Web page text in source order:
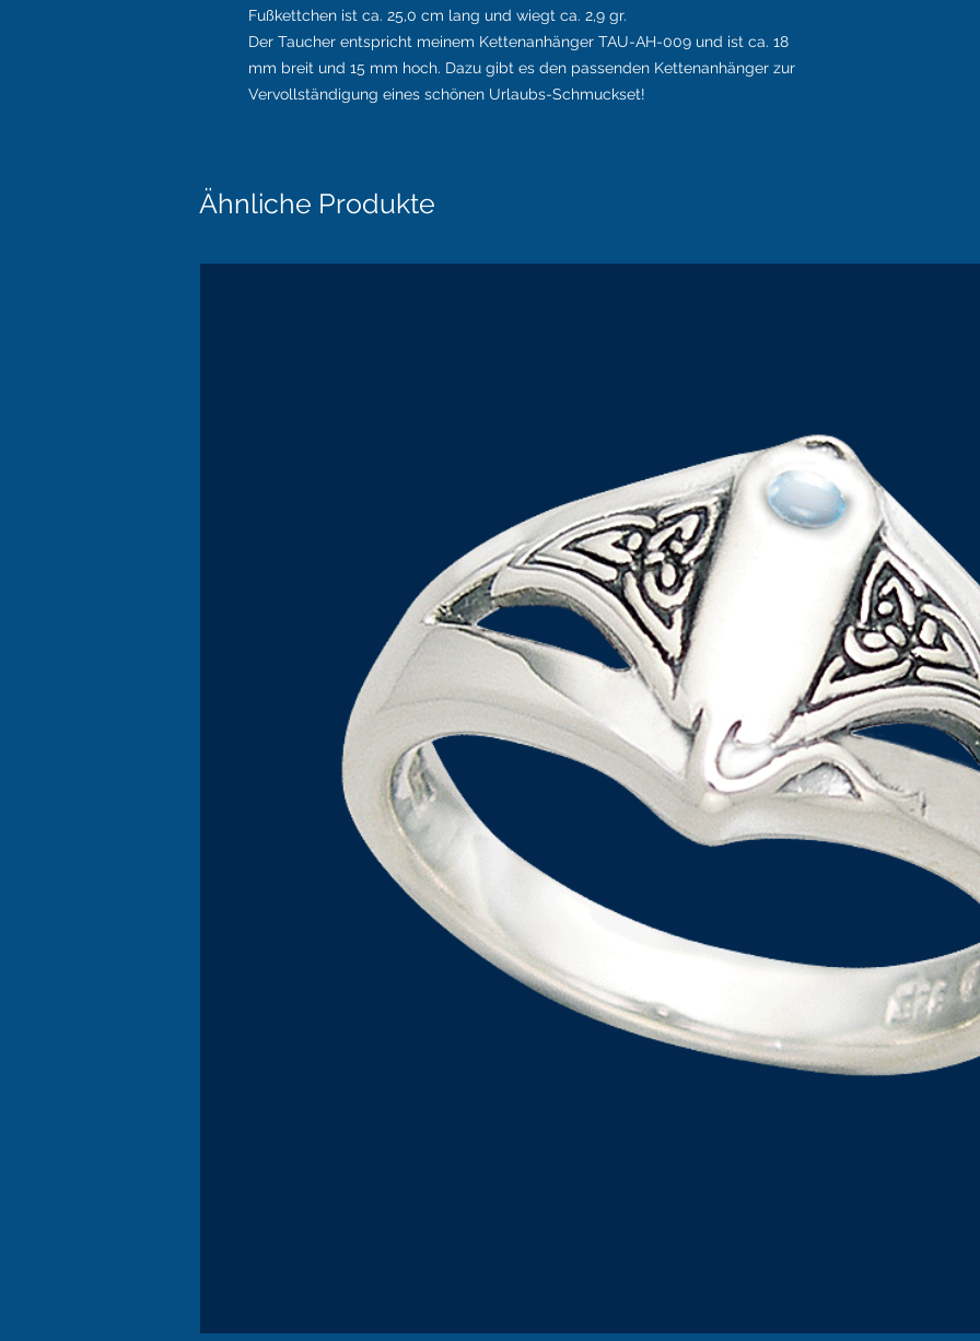
Fußkettchen ist ca. 25,0 cm lang und wiegt ca. 2,9 gr.
Der Taucher entspricht meinem Kettenanhänger TAU-AH-009 und ist ca. 18
mm breit und 15 mm hoch. Dazu gibt es den passenden Kettenanhänger zur
Vervollständigung eines schönen Urlaubs-Schmuckset!
Ähnliche Produkte